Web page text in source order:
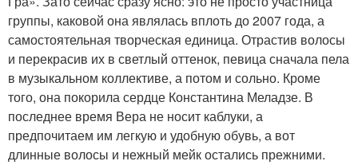
группы, каковой она являлась вплоть до 2007 года, а
самостоятельная творческая единица. Отрастив волосы
и перекрасив их в светлый оттенок, певица сначала пела
в музыкальном коллективе, а потом и сольно. Кроме
того, она покорила сердце Константина Меладзе. В
последнее время Вера не носит каблуки, а
предпочитаем им легкую и удобную обувь, а вот
длинные волосы и нежный мейк остались прежними.